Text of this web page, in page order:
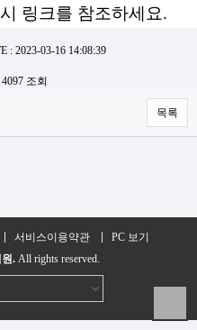
링크를 참조하세요.
: 2023-03-16 14:08:39
4097 조회
목록
서비스이용약관
PC 보기
. All rights reserved.